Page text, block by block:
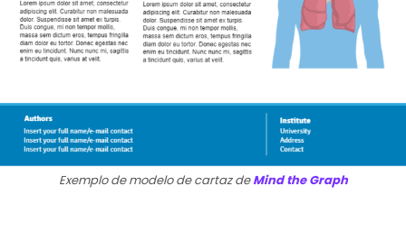
Exemplo de modelo de cartaz deMind the Graph